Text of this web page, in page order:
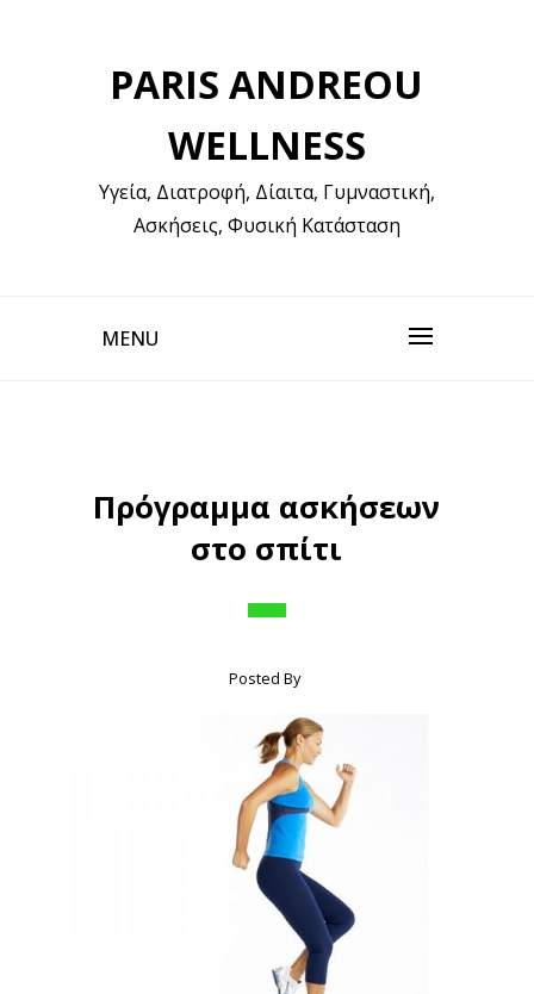
PARIS ANDREOU
WELLNESS
Υγεία, Διατροφή, Δίαιτα, Γυμναστική,
Ασκήσεις, Φυσική Κατάσταση
MENU
Πρόγραμμα ασκήσεων
στο σπίτι
Posted By